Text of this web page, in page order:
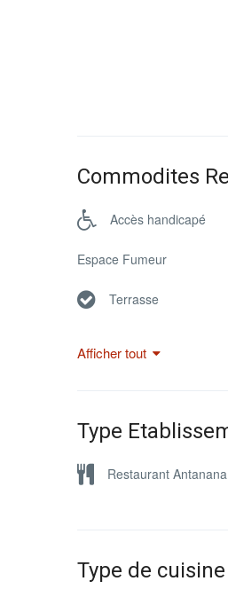
Commodites
Accès handicapé
Espace Fumeur
Terrasse
Afficher tout
Type
Restaurant
Type de cuisine